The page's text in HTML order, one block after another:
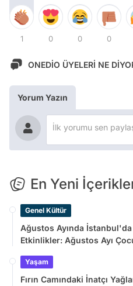
1 0 0 0
ONEDİO ÜYELERİ NE
Yorum Yazın
En Yeni
Genel Kültür
Ağustos Ayında
Etkinlikler: Ağustos Ayı
Yaşam
Fırın Camındaki İnatçı